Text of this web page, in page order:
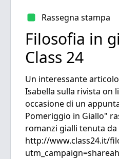
Rassegna stampa
Filosofia in
Class 24
Un interessante
Isabella sulla rivista on
occasione di un
Pomeriggio in Giallo"
romanzi gialli tenuta
http://www.class24.it/